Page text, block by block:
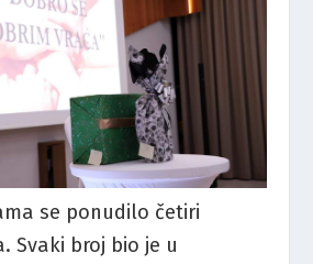
se ponudilo četiri
Svaki broj bio je u